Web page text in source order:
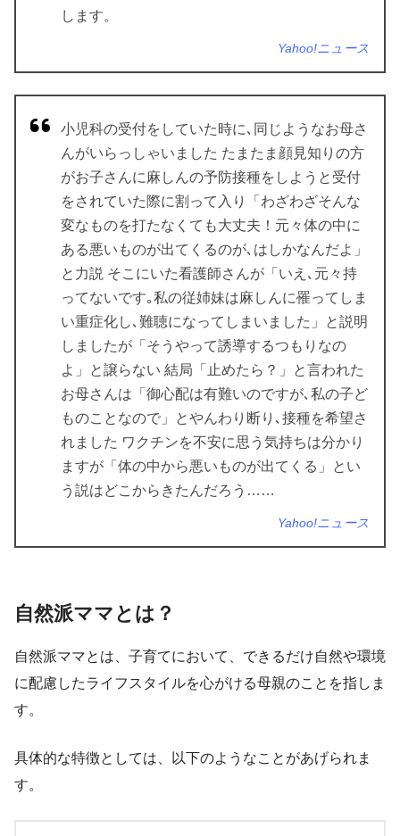
します。
Yahoo!ニュース
小児科の受付をしていた時に､同じようなお母さ
んがいらっしゃいました たまたま顔見知りの方
がお子さんに麻しんの予防接種をしようと受付
をされていた際に割って入り「わざわざそんな
変なものを打たなくても大丈夫！元々体の中に
ある悪いものが出てくるのが､はしかなんだよ」
と力説 そこにいた看護師さんが「いえ､元々持
ってないです｡私の従姉妹は麻しんに罹ってしま
い重症化し､難聴になってしまいました」と説明
しましたが「そうやって誘導するつもりなの
よ」と譲らない 結局「止めたら？」と言われた
お母さんは「御心配は有難いのですが､私の子ど
ものことなので」とやんわり断り､接種を希望さ
れました ワクチンを不安に思う気持ちは分かり
ますが「体の中から悪いものが出てくる」とい
う説はどこからきたんだろう……
Yahoo!ニュース
自然派ママとは？
自然派ママとは、子育てにおいて、できるだけ自然や環境
に配慮したライフスタイルを心がける母親のことを指しま
す。
具体的な特徴としては、以下のようなことがあげられま
す。